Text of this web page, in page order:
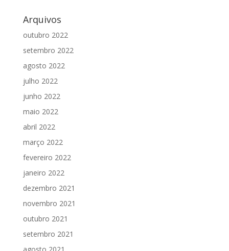
Arquivos
outubro 2022
setembro 2022
agosto 2022
julho 2022
junho 2022
maio 2022
abril 2022
março 2022
fevereiro 2022
janeiro 2022
dezembro 2021
novembro 2021
outubro 2021
setembro 2021